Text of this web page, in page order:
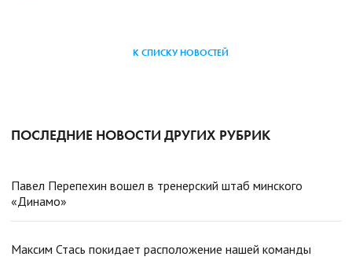
К СПИСКУ НОВОСТЕЙ
ПОСЛЕДНИЕ НОВОСТИ ДРУГИХ РУБРИК
Павел Перепехин вошел в тренерский штаб минского
«Динамо»
Максим Стась покидает расположение нашей команды